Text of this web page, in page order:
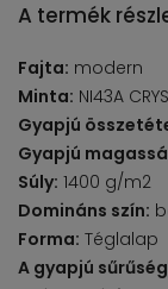
A termék
Fajta: modern
Minta: NI43A
Gyapjú
Gyapjú
Súly: 1400 g/m2
Domináns szín:
Forma: Téglalap
A gyapjú